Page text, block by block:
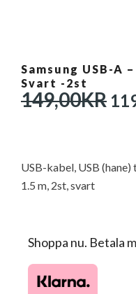
Samsung USB-A
Svart -2st
149,00KR
USB-kabel, USB (hane)
1.5 m, 2st, svart
Shoppa nu. Betala